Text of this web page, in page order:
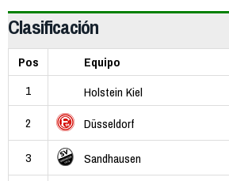
Clasificación
Pos Equipo
1
Holstein Kiel
2
Düsseldorf
3 Sandhausen